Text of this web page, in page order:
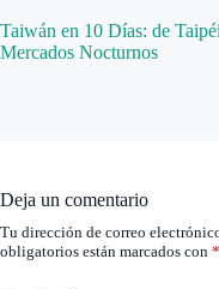
Taiwán en 10 Días: de
Mercados Nocturnos
Deja un comentario
Tu dirección de correo
obligatorios están marcados con *